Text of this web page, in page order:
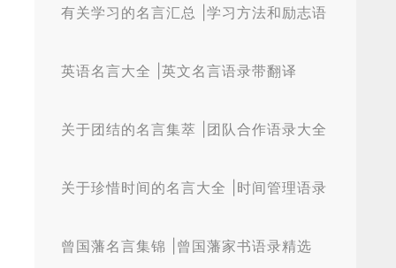
有关学习的名言汇总 |学习方法和励志语
英语名言大全 |英文名言语录带翻译
关于团结的名言集萃 |团队合作语录大全
关于珍惜时间的名言大全 |时间管理语录
曾国藩名言集锦 |曾国藩家书语录精选